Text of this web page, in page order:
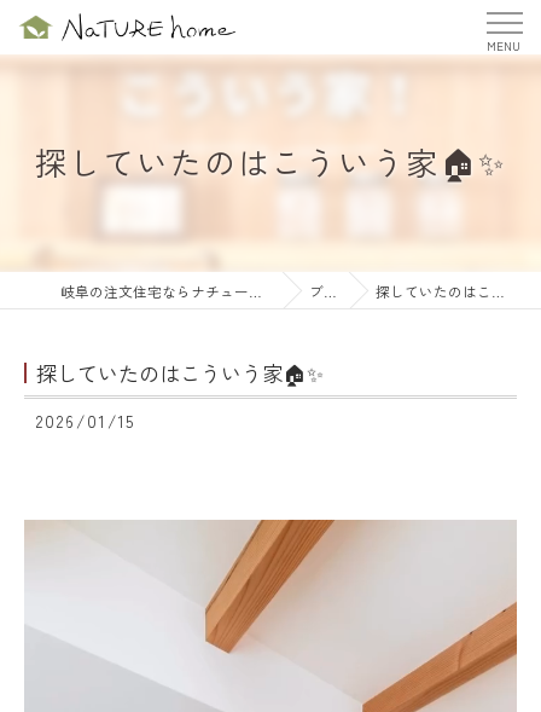
探していたのはこういう家🏠✨
ブログ 探していたのはこういう家🏠✨
探していたのはこういう家🏠✨
2026/01/15